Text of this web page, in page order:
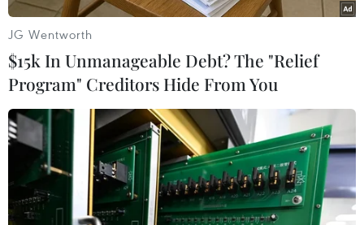
JG Wentworth
$15k In Unmanageable Debt? The "Relief
Program" Creditors Hide From You